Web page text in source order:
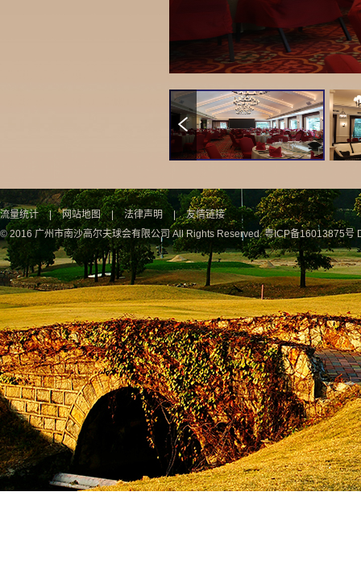
流量统计 | 网站地图 | 法律声明
友情链接
© 2016 广州市南沙高尔夫球会有限公司 All Rights Reserved.粤ICP备16013875号